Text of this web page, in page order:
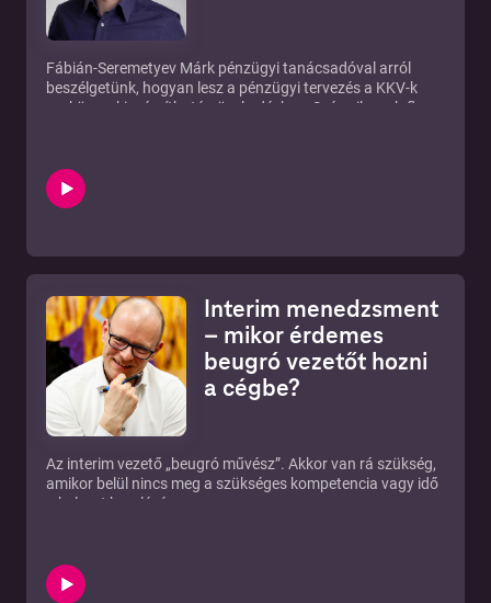
Fábián-Seremetyev Márk pénzügyi tanácsadóval arról
beszélgetünk, hogyan lesz a pénzügyi tervezés a KKV-k
eszköze a kiszámítható növekedéshez. Szó esik cash flow
Interim menedzsment
– mikor érdemes
beugró vezetőt hozni
a cégbe?
Az interim vezető „beugró művész”. Akkor van rá szükség,
amikor belül nincs meg a szükséges kompetencia vagy idő
a helyzet kezelésére.
éri meg ideiglenes vezetőt bevonni, és hogyan válik a cég
hasznára egy külsős szakember.